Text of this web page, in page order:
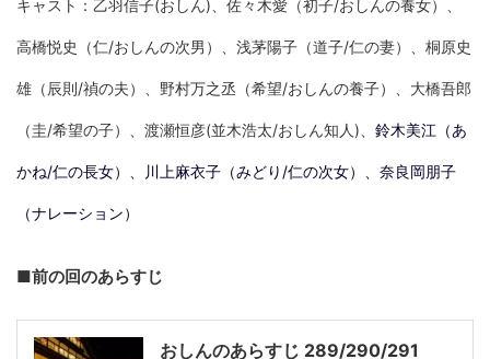
キャスト：乙羽信子(おしん)、佐々木愛（初子/おしんの養女）、
高橋悦史（仁/おしんの次男）、浅茅陽子（道子/仁の妻）、桐原史
雄（辰則/禎の夫）、野村万之丞（希望/おしんの養子）、大橋吾郎
（圭/希望の子）、渡瀬恒彦(並木浩太/おしん知人)、 鈴木美江（あ
かね/仁の長女）、川上麻衣子（みどり/仁の次女）、奈良岡朋子
（ナレーション）
■前の回のあらすじ
おしんのあらすじ 289/290/291